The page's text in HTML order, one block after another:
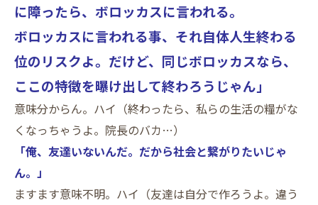
に障ったら、ボロッカスに言われる。
ボロッカスに言われる事、それ自体人生終わる
位のリスクよ。だけど、同じボロッカスなら、
ここの特徴を曝け出して終わろうじゃん」
意味分からん。ハイ（終わったら、私らの生活の糧がな
くなっちゃうよ。院長のバカ…）
「俺、友達いないんだ。だから社会と繋がりたいじゃ
ん。」
ますます意味不明。ハイ（友達は自分で作ろうよ。違う